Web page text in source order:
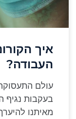
איך
העבודה?
עולם
בעקבות נגיף
מאיתנו